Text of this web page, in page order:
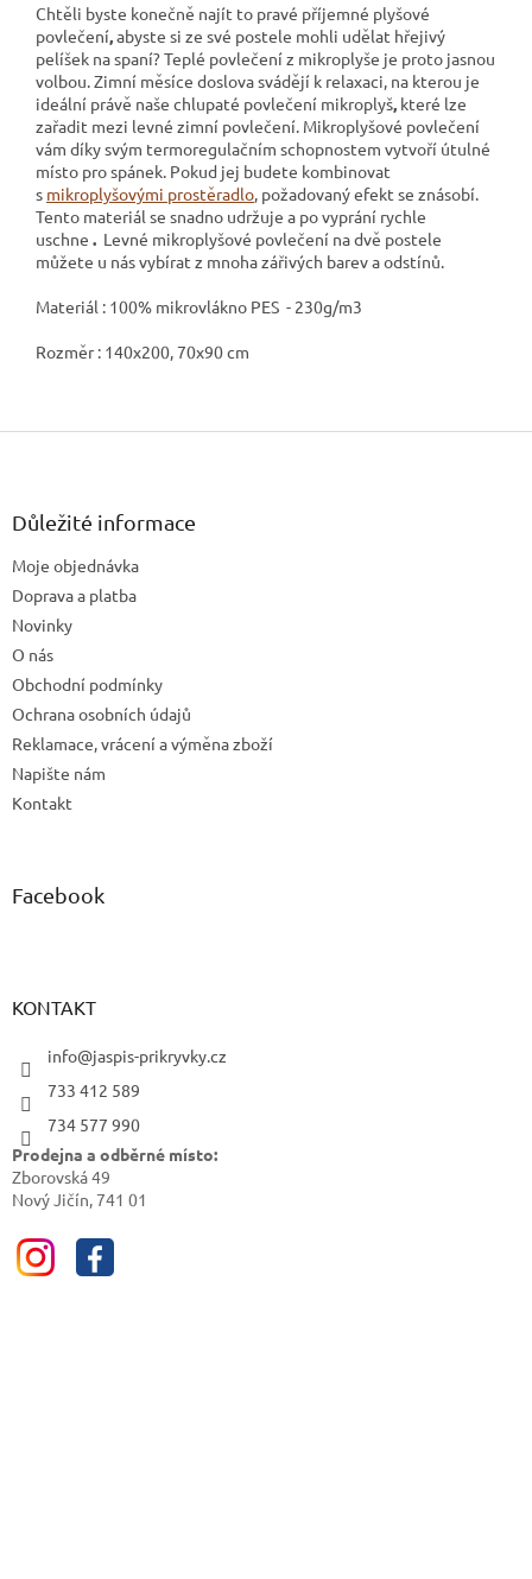
Chtěli byste konečně najít to pravé příjemné plyšové
povlečení,abyste si ze své postele mohli udělat hřejivý
pelíšek na spaní? Teplé povlečení z mikroplyše je proto jasnou
volbou. Zimní měsíce doslova svádějí k relaxaci, na kterou je
ideální právě naše chlupaté povlečení mikroplyš, které lze
zařadit mezi levné zimní povlečení. Mikroplyšové povlečení
vám díky svým termoregulačním schopnostem vytvoří útulné
místo pro spánek. Pokud jej budete kombinovat
s mikroplyšovými prostěradlo, požadovaný efekt se znásobí.
Tento materiál se snadno udržuje a po vyprání rychle
uschne . Levné mikroplyšové povlečení na dvě postele
můžete u nás vybírat z mnoha zářivých barev a odstínů.
Materiál : 100% mikrovlákno PES - 230g/m3
Rozměr : 140x200, 70x90 cm
Z
Důležité informace
Moje objednávka
Doprava a platba
Novinky
O nás
Obchodní podmínky
Ochrana osobních údajů
Reklamace, vrácení a výměna zboží
Napište nám
Kontakt
Facebook
KONTAKT
info@jaspis-prikryvky.cz
733 412 589
734 577 990
Prodejna a odběrné místo:
Zborovská 49
Nový Jičín, 741 01